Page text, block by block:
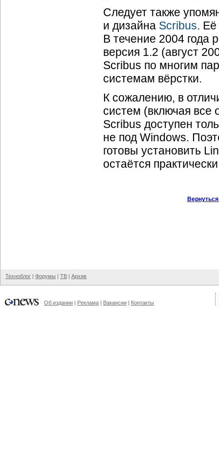
Следует также
и дизайна Scribus.
В течение 2004 года
версия 1.2 (август
Scribus по многим
системам вёрстки.
К сожалению, в
систем (включая все
Scribus доступен
не под Windows.
готовы установить
остаётся
Техноблог | Форумы | ТВ | Архив
Об издании | Реклама | Вакансии | Контакты